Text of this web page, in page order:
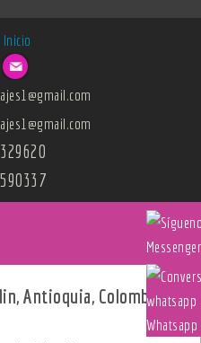
Whatsapp
Antioquia, Colombi